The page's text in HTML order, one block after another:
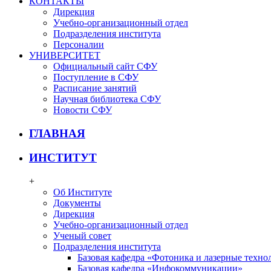
Дирекция
Учебно-организационный отдел
Подразделения института
Персоналии
УНИВЕРСИТЕТ
Официальный сайт СФУ
Поступление в СФУ
Расписание занятий
Научная библиотека СФУ
Новости СФУ
ГЛАВНАЯ
ИНСТИТУТ
+
Об Институте
Документы
Дирекция
Учебно-организационный отдел
Ученый совет
Подразделения института
Базовая кафедра «Фотоника и лазерные
Базовая кафедра «Инфокоммуникации»